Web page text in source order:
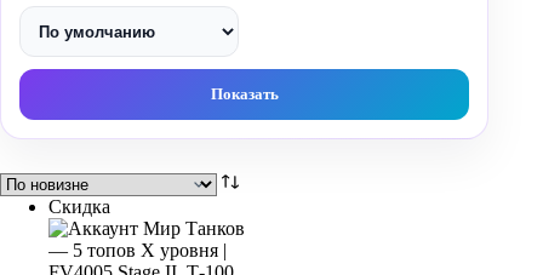
Показать
Скидка